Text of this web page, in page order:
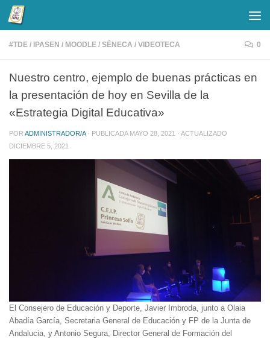
Saltar al contenido
#TDE / IPASEN / MOODLE / SÉNECA / VIDEOTECA 0
Nuestro centro, ejemplo de buenas prácticas en
la presentación de hoy en Sevilla de la
«Estrategia Digital Educativa»
POR ADMINISTRADOR/A · PUBLICADA MAYO 28, 2021 · ACTUALIZADO
DICIEMBRE 5, 2021
El Consejero de Educación y Deporte, Javier Imbroda, junto a Olaia
Abadía García, Secretaria General de Educación y FP de la Junta de
Andalucia, y Antonio Segura, Director General de Formación del